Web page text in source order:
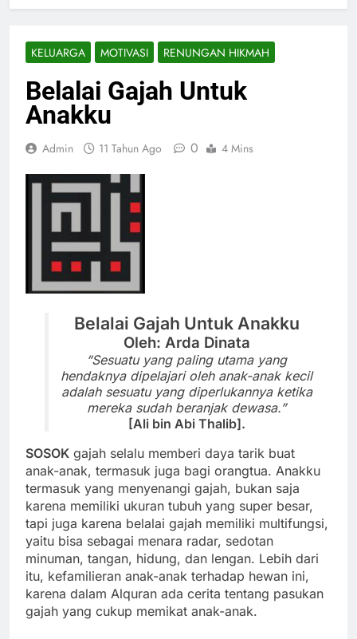
KELUARGA MOTIVASI RENUNGAN HIKMAH
Belalai Gajah Untuk
Anakku
Admin 11 Tahun Ago 0 4 Mins
Belalai Gajah Untuk Anakku
Oleh: Arda Dinata
“Sesuatu yang paling utama yang
hendaknya dipelajari oleh anak-anak kecil
adalah sesuatu yang diperlukannya ketika
mereka sudah beranjak dewasa.”
[Ali bin Abi Thalib].
SOSOK gajah selalu memberi daya tarik buat
anak-anak, termasuk juga bagi orangtua. Anakku
termasuk yang menyenangi gajah, bukan saja
karena memiliki ukuran tubuh yang super besar,
tapi juga karena belalai gajah memiliki multifungsi,
yaitu bisa sebagai menara radar, sedotan
minuman, tangan, hidung, dan lengan. Lebih dari
itu, kefamilieran anak-anak terhadap hewan ini,
karena dalam Alquran ada cerita tentang pasukan
gajah yang cukup memikat anak-anak.